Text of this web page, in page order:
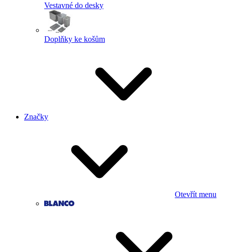
Vestavné do desky
Doplňky ke košům
Značky
Otevřít menu